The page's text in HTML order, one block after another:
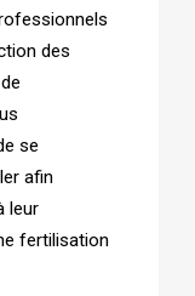
des
se
afi­n
leur
fertilisation